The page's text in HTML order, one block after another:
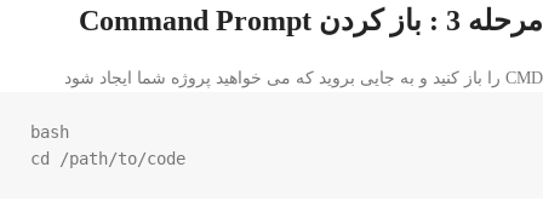
مرحله 3 : باز کردن Command Prompt
CMD را باز کنید و به جایی بروید که می خواهید پروژه شما ایجاد شود
bash
cd /path/to/code